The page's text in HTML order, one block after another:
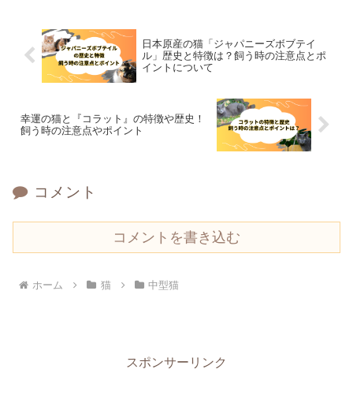
日本原産の猫「ジャパニーズボブテイ
ル」歴史と特徴は？飼う時の注意点とポ
イントについて
幸運の猫と『コラット』の特徴や歴史！
飼う時の注意点やポイント
コメント
コメントを書き込む
ホーム 猫 中型猫
スポンサーリンク